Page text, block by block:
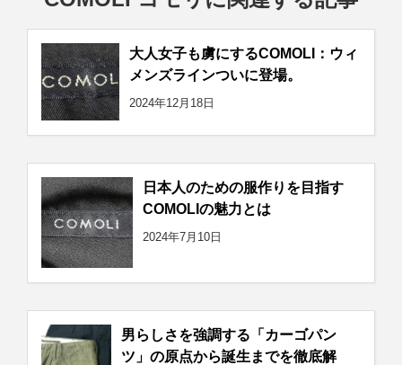
大人女子も虜にするCOMOLI：ウィ
メンズラインついに登場。
2024年12月18日
日本人のための服作りを目指す
COMOLIの魅力とは
2024年7月10日
男らしさを強調する「カーゴパン
ツ」の原点から誕生までを徹底解